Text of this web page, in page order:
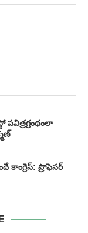
పవిత్రగ్రంథంలా
కాంగ్రెస్: ప్రొఫెసర్